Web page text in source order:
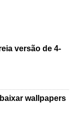
versão de 4-
wallpapers